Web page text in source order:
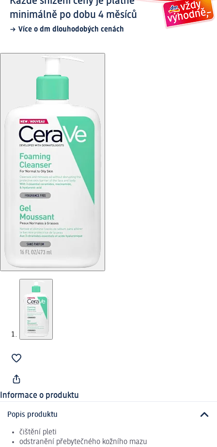
minimálně po dobu 4 měsíců
Více o dm dlouhodobých cenách
Informace o produktu
Popis produktu
čištění pleti
odstranění přebytečného kožního mazu